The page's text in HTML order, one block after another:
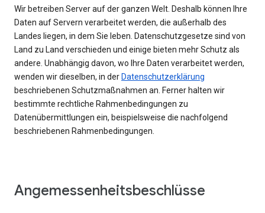
Wir betreiben Server auf der ganzen Welt. Deshalb können Ihre
Daten auf Servern verarbeitet werden, die außerhalb des
Landes liegen, in dem Sie leben. Datenschutzgesetze sind von
Land zu Land verschieden und einige bieten mehr Schutz als
andere. Unabhängig davon, wo Ihre Daten verarbeitet werden,
wenden wir dieselben, in der Datenschutzerklärung
beschriebenen Schutzmaßnahmen an. Ferner halten wir
bestimmte rechtliche Rahmenbedingungen zu
Datenübermittlungen ein, beispielsweise die nachfolgend
beschriebenen Rahmenbedingungen.
Angemessenheitsbeschlüsse